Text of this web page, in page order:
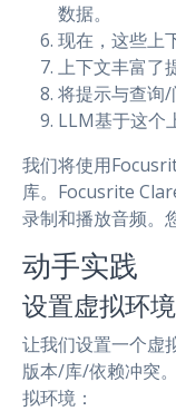
数据。
现在，这些上
上下文丰富了
将提示与查询/
LLM基于这个
我们将使用
库。Focusrite
录制和播放音频。
动手实践
设置虚拟环境
让我们设置一个虚
版本/库/依赖冲突
拟环境：